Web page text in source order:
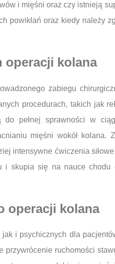
i mięśni oraz czy istnieją
powikłań oraz kiedy należy
operacji kolana
zabiegu
procedurach, takich jak
do pełnej sprawności w
mięśni wokół kolana.
intensywne ćwiczenia
i skupia się na nauce chodu
operacji kolana
i psychicznych dla
ruchomości